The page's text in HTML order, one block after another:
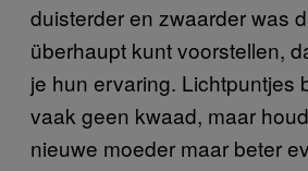
duisterder en zwaarder was
überhaupt kunt voorstellen,
je hun ervaring. Lichtpuntjes
vaak geen kwaad, maar
nieuwe moeder maar beter